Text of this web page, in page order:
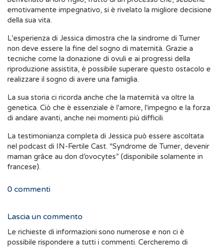
emotivamente impegnativo, si è rivelato la migliore decisione
della sua vita.
L'esperienza di Jessica dimostra che la sindrome di Turner
non deve essere la fine del sogno di maternità. Grazie a
tecniche come la donazione di ovuli e ai progressi della
riproduzione assistita, è possibile superare questo ostacolo e
realizzare il sogno di avere una famiglia.
La sua storia ci ricorda anche che la maternità va oltre la
genetica. Ciò che è essenziale è l'amore, l'impegno e la forza
di andare avanti, anche nei momenti più difficili.
La testimonianza completa di Jessica può essere ascoltata
nel podcast di IN-Fertile Cast. “Syndrome de Turner, devenir
maman grâce au don d’ovocytes” (disponibile solamente in
francese).
0 commenti
Lascia un commento
Le richieste di informazioni sono numerose e non ci è
possibile rispondere a tutti i commenti. Cercheremo di